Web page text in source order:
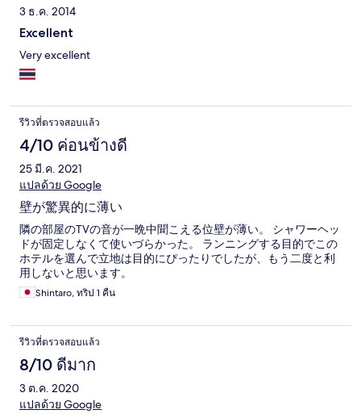
3 ธ.ค. 2014
Excellent
Very excellent
รีวิวที่ตรวจสอบแล้ว
4/10 ค่อนข้างดี
25 มี.ค. 2021
แปลด้วย Google
壁が驚異的に薄い
隣の部屋のTVの音が一晩中聞こえる位壁が薄い。 シャワーヘッ
ドが固定しなくて使いづらかった。 ランニングする目的でこの
ホテルを選んで立地は目的にぴったりでしたが、もう二度と利
用しないと思います。
Shintaro, ทริป 1 คืน
รีวิวที่ตรวจสอบแล้ว
8/10 ดีมาก
3 ต.ค. 2020
แปลด้วย Google